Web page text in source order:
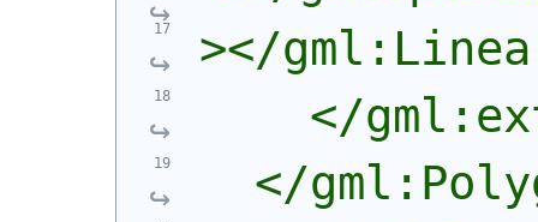
></
</
</